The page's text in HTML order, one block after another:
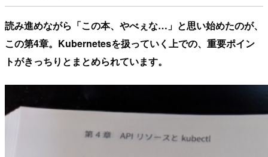
読み進めながら「この本、やべぇな…」と思い始めたのが、
この第4章。Kubernetesを扱っていく上での、重要ポイン
トがきっちりとまとめられています。